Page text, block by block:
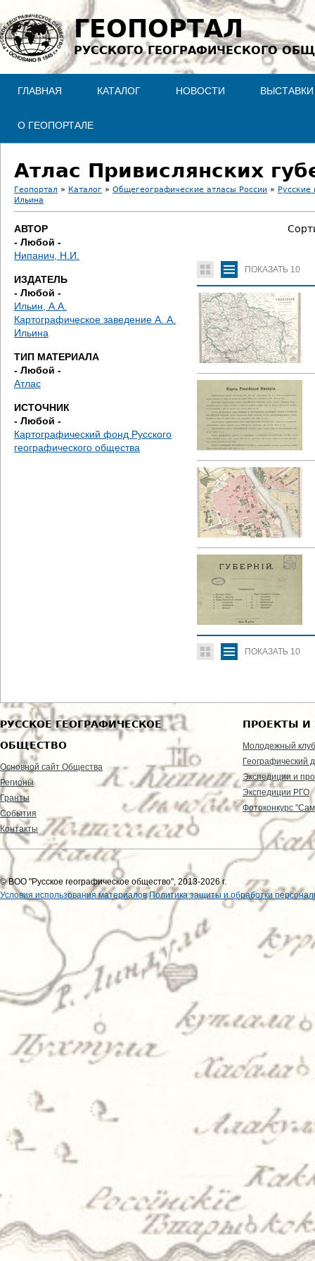
Jump to navigation
ГЕОПОРТАЛ
РУССКОГО ГЕОГРАФИЧЕСКОГО
ГЛАВНАЯ КАТАЛОГ НОВОСТИ ВЫСТАВКИ
О ГЕОПОРТАЛЕ
Атлас Привислянских
В
ы
д
е
ь
Геопортал » Каталог » Общегеографические атласы России » Русские
Ильина
АВТОР
- Любой -
Нипанич, Н.И.
ИЗДАТЕЛЬ
- Любой -
Ильин, А.А.
Картографическое заведение А. А.
Ильина
ТИП МАТЕРИАЛА
- Любой -
Атлас
ИСТОЧНИК
- Любой -
Картографический фонд Русского
географического общества
ПОКАЗАТЬ 10
ПОКАЗАТЬ 10
РУССКОЕ ГЕОГРАФИЧЕСКОЕ
ОБЩЕСТВО
Основной сайт Общества
Регионы
Гранты
События
Контакты
ПРОЕКТЫ И
Молодежный клуб
Географический
Экспедиции и
Экспедиции РГО
Фотоконкурс
© ВОО "Русское географическое общество", 2013-2026 г.
Условия использования материалов Политика защиты и обработки